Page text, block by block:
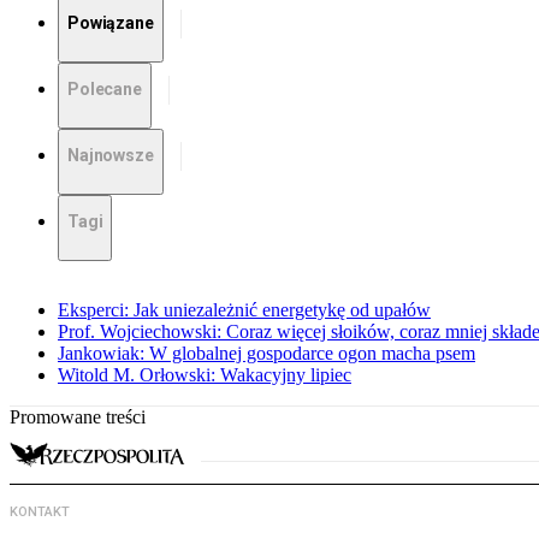
Powiązane
Polecane
Najnowsze
Tagi
Eksperci: Jak uniezależnić energetykę od upałów
Prof. Wojciechowski: Coraz więcej słoików, coraz mniej
Jankowiak: W globalnej gospodarce ogon macha psem
Witold M. Orłowski: Wakacyjny lipiec
Promowane treści
KONTAKT